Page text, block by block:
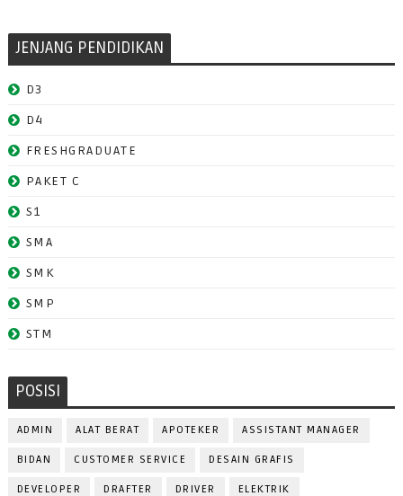
JENJANG PENDIDIKAN
D3
D4
FRESHGRADUATE
PAKET C
S1
SMA
SMK
SMP
STM
POSISI
ADMIN ALAT BERAT APOTEKER ASSISTANT MANAGER
BIDAN CUSTOMER SERVICE DESAIN GRAFIS
DEVELOPER DRAFTER DRIVER ELEKTRIK